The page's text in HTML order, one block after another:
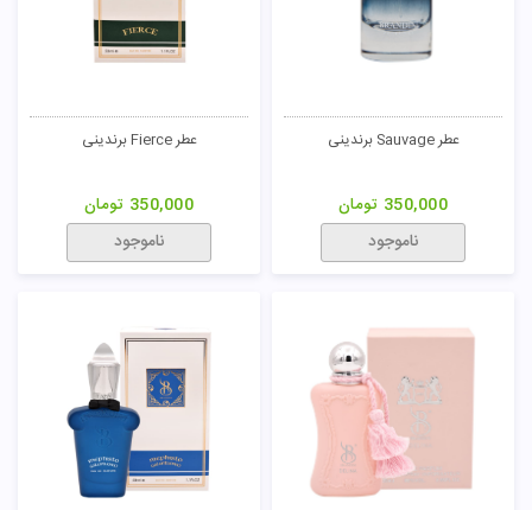
عطر Sauvage برندینی
350,000 تومان
ناموجود
عطر Fierce برندینی
350,000 تومان
ناموجود